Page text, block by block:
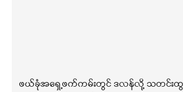
ဖယ်ခုံအရှေ့ဖက်ကမ်းတွင် ဒလန်လို့ သတင်း